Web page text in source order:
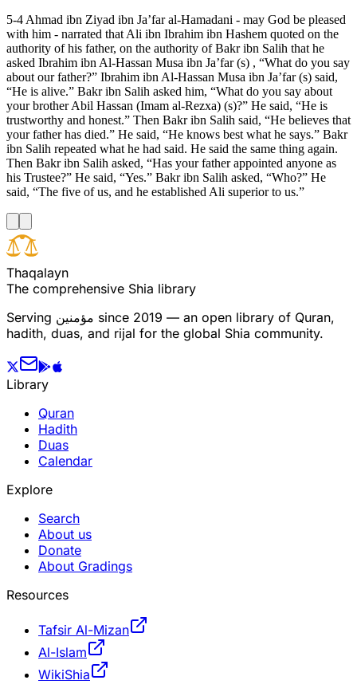
5-4 Ahmad ibn Ziyad ibn Ja’far al-Hamadani - may God be pleased
with him - narrated that Ali ibn Ibrahim ibn Hashem quoted on the
authority of his father, on the authority of Bakr ibn Salih that he
asked Ibrahim ibn Al-Hassan Musa ibn Ja’far (s) , “What do you say
about our father?” Ibrahim ibn Al-Hassan Musa ibn Ja’far (s) said,
“He is alive.” Bakr ibn Salih asked him, “What do you say about
your brother Abil Hassan (Imam al-Rezxa) (s)?” He said, “He is
trustworthy and honest.” Then Bakr ibn Salih said, “He believes that
your father has died.” He said, “He knows best what he says.” Bakr
ibn Salih repeated what he had said. He said the same thing again.
Then Bakr ibn Salih asked, “Has your father appointed anyone as
his Trustee?” He said, “Yes.” Bakr ibn Salih asked, “Who?” He
said, “The five of us, and he established Ali superior to us.”
Thaqalayn
The comprehensive Shia library
Serving مؤمنین since 2019 — an open library of Quran,
hadith, duas, and rijal for the global Shia community.
Library
Quran
Hadith
Duas
Calendar
Explore
Search
About us
Donate
About Gradings
Resources
Tafsir Al-Mizan
Al-Islam
WikiShia